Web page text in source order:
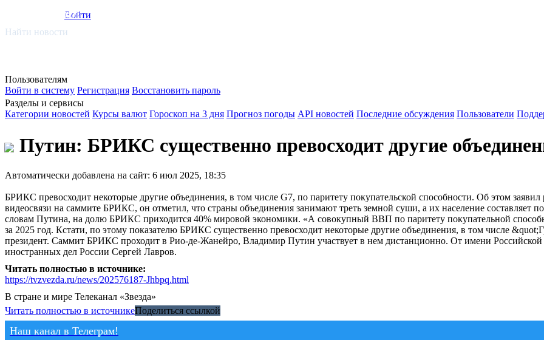
smi.mobi
Войти
Найти новости
Пользователям
Войти в систему Регистрация Восстановить пароль
Разделы и сервисы
Категории новостей Курсы валют Гороскоп на 3 дня Прогноз погоды API новостей Последние обсуждения Пользователи
Путин: БРИКС существенно превосходит другие
Автоматически добавлена на сайт: 6 июл 2025, 18:35
БРИКС превосходит некоторые другие объединения, в том числе G7, по паритету покупательской способности. Об этом
видеосвязи на саммите БРИКС, он отметил, что страны объединения занимают треть земной суши, а их население составляет
словам Путина, на долю БРИКС приходится 40% мировой экономики. «А совокупный ВВП по паритету покупательной
за 2025 год. Кстати, по этому показателю БРИКС существенно превосходит некоторые другие объединения, в том числе
президент. Саммит БРИКС проходит в Рио-де-Жанейро, Владимир Путин участвует в нем дистанционно. От имени
иностранных дел России Сергей Лавров.
Читать полностью в источнике:
https://tvzvezda.ru/news/202576187-Jhbpq.html
В стране и мире Телеканал «Звезда»
Читать полностью в источникеПоделиться ссылкой
Наш канал в Телеграм!